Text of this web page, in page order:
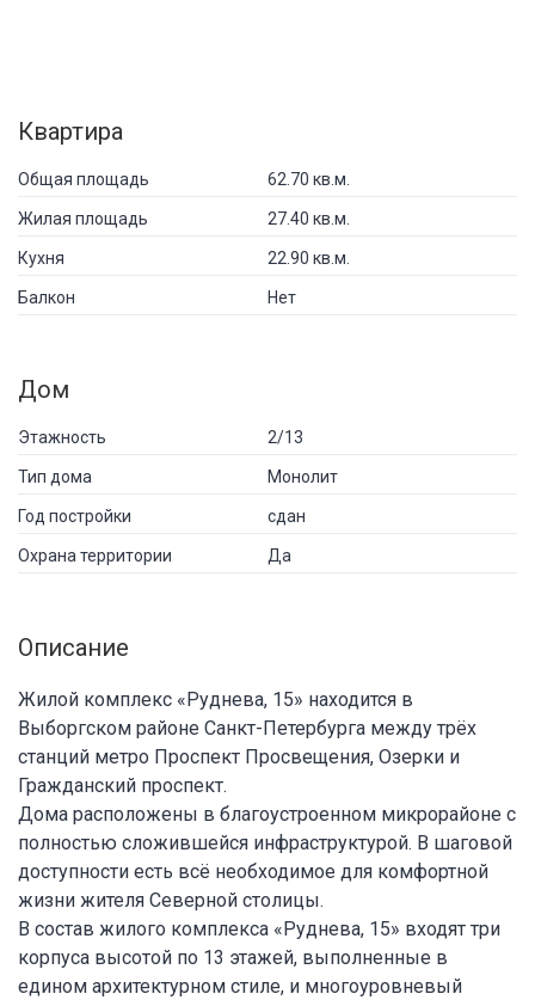
Квартира
Общая площадь 62.70 кв.м.
Жилая площадь 27.40 кв.м.
Кухня 22.90 кв.м.
Балкон Нет
Дом
Этажность 2/13
Тип дома Монолит
Год постройки сдан
Охрана территории Да
Описание
Жилой комплекс «Руднева, 15» находится в
Выборгском районе Санкт-Петербурга между трёх
станций метро Проспект Просвещения, Озерки и
Гражданский проспект.
Дома расположены в благоустроенном микрорайоне с
полностью сложившейся инфраструктурой. В шаговой
доступности есть всё необходимое для комфортной
жизни жителя Северной столицы.
В состав жилого комплекса «Руднева, 15» входят три
корпуса высотой по 13 этажей, выполненные в
едином архитектурном стиле, и многоуровневый